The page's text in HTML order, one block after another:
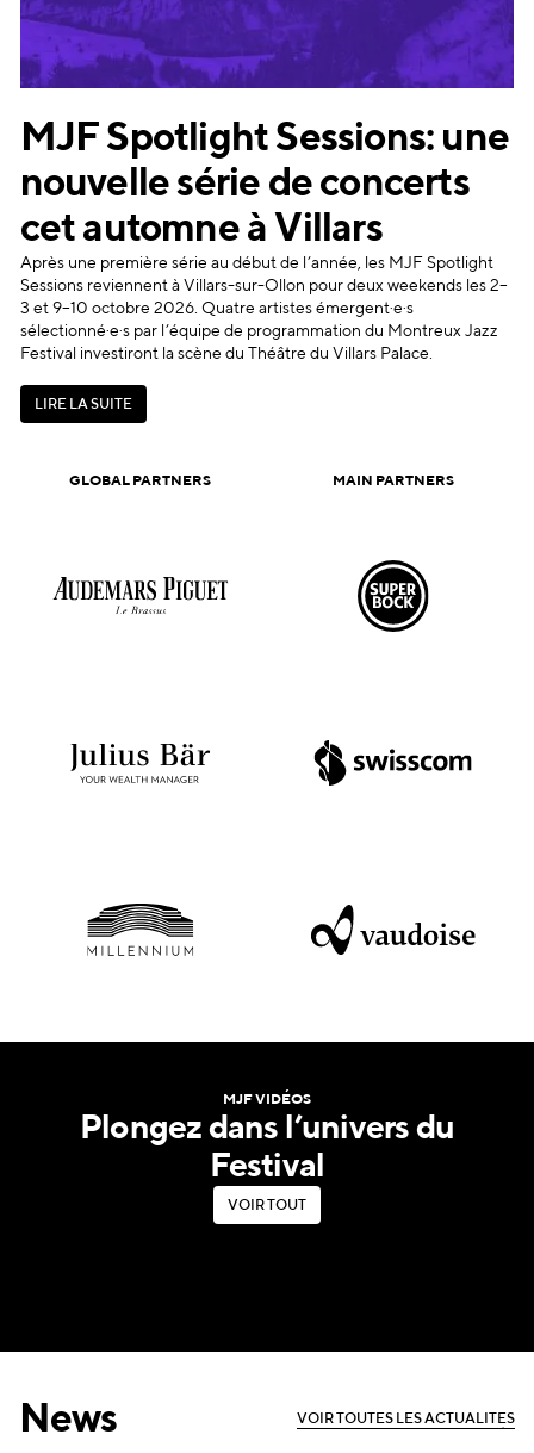
MJF Spotlight Sessions: une
nouvelle série de concerts
cet automne à Villars
Après une première série au début de l’année, les MJF Spotlight
Sessions reviennent à Villars-sur-Ollon pour deux weekends les 2–
3 et 9–10 octobre 2026. Quatre artistes émergent·e·s
sélectionné·e·s par l’équipe de programmation du Montreux Jazz
Festival investiront la scène du Théâtre du Villars Palace.
LI RE LASUI
E
LIRELASUITE
GLOBAL PARTNERS MAIN PARTNERS
MJF VIDÉOS
Plongez dans l’univers du
Festival
VOIR T OUT
VOIRTOUT
News VO R TOU ES LESAC UAL ÉS